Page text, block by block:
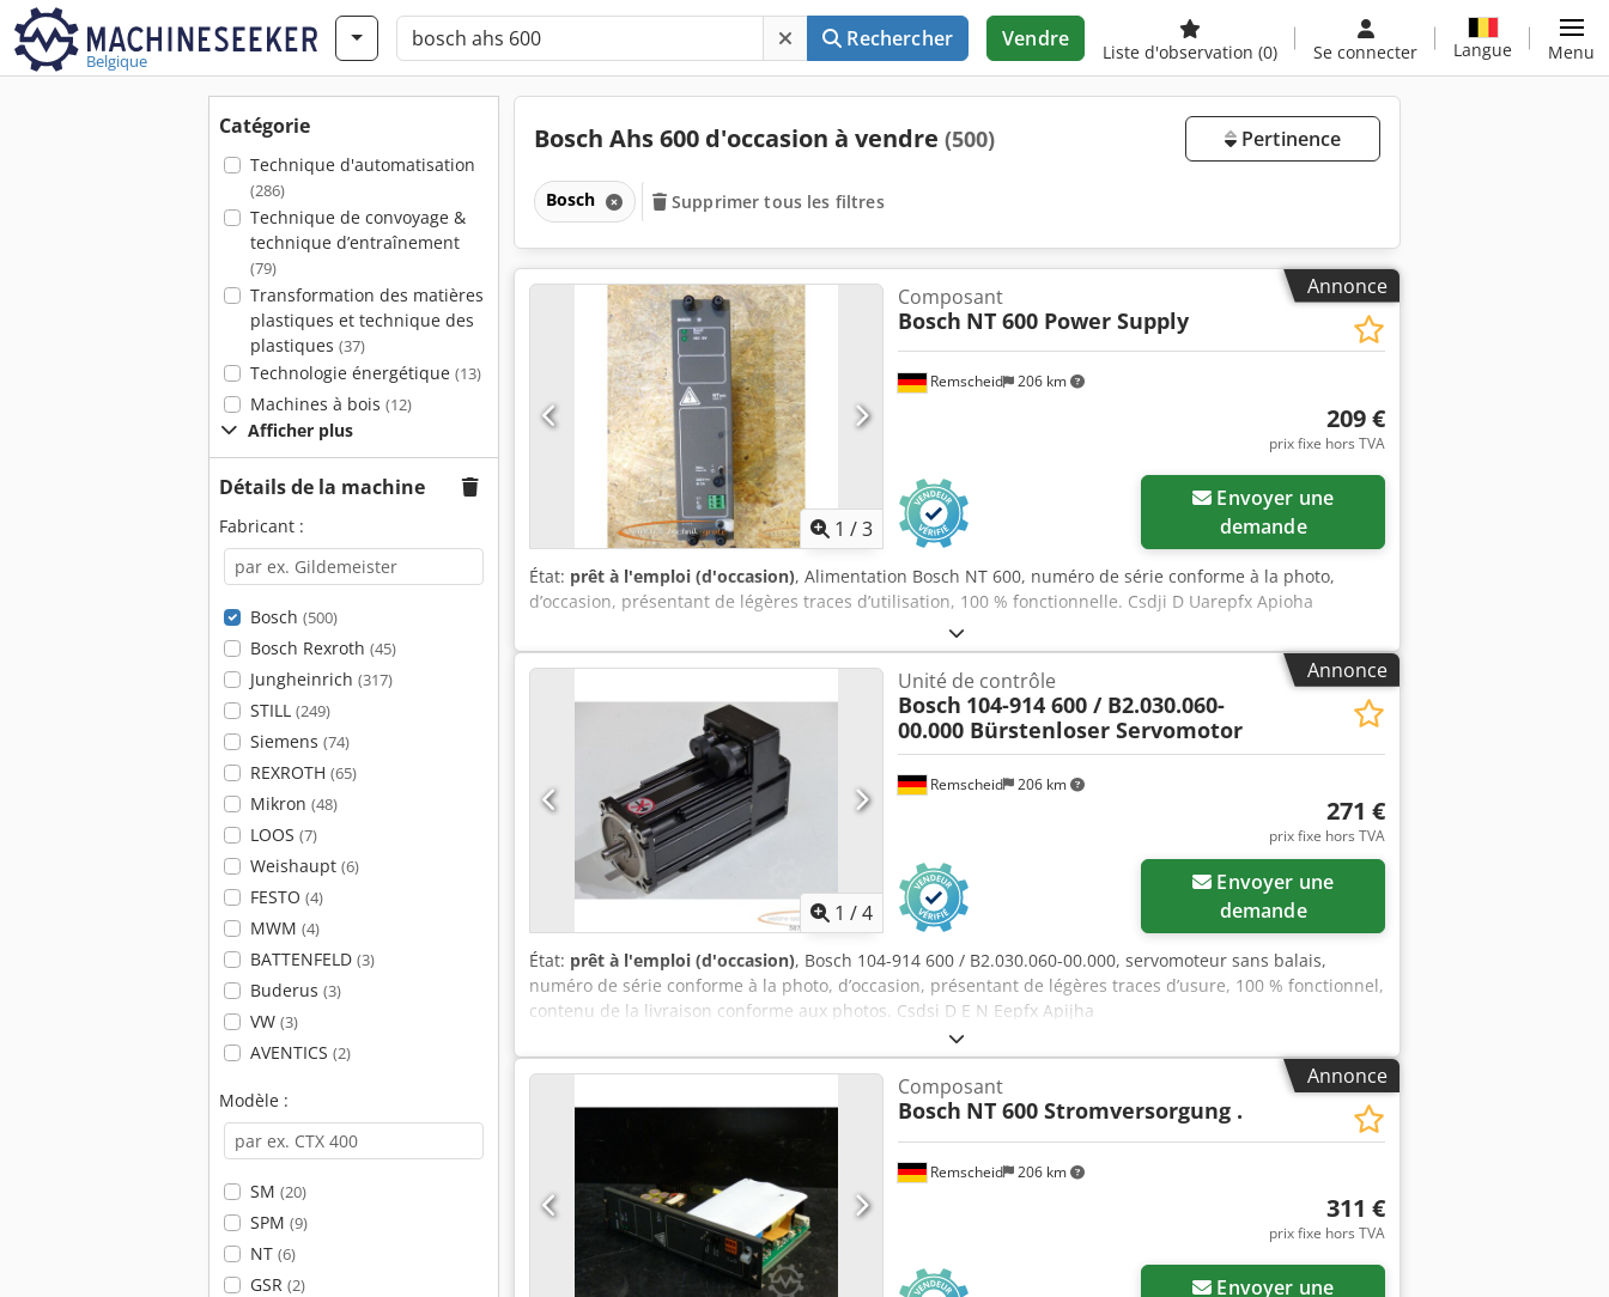
Belgique
Rechercher Vendre
Liste d'observation (0) Se connecter Langue Menu
Catégorie
Technique d'automatisation
(286)
Technique de convoyage &
technique d’entraînement
(79)
Transformation des matières
plastiques et technique des
plastiques (37)
Technologie énergétique (13)
Machines à bois (12)
Afficher plus
Détails de la machine
Fabricant :
Bosch (500)
Bosch Rexroth (45)
Jungheinrich (317)
STILL (249)
Siemens (74)
REXROTH (65)
Mikron (48)
LOOS (7)
Weishaupt (6)
FESTO (4)
MWM (4)
BATTENFELD (3)
Buderus (3)
VW (3)
AVENTICS (2)
Modèle :
SM (20)
SPM (9)
NT (6)
GSR (2)
Bosch Ahs 600 d'occasion à vendre (500) Pertinence
Bosch Supprimer tous les filtres
Annonce
1 /3
Remscheid 206 km
Composant
Bosch NT 600 Power Supply
209 €
prix fixe hors TVA
demande
État: prêt à l'emploi (d'occasion), Alimentation Bosch NT 600, numéro de série conforme à la photo,
d’occasion, présentant de légères traces d’utilisation, 100 % fonctionnelle. Csdji D Uarepfx Apioha
Annonce
1 /4
Remscheid 206 km
Unité de contrôle
Bosch 104-914 600 / B2.030.060-
00.000 Bürstenloser Servomotor
271 €
prix fixe hors TVA
demande
État: prêt à l'emploi (d'occasion), Bosch 104-914 600 / B2.030.060-00.000, servomoteur sans balais,
numéro de série conforme à la photo, d’occasion, présentant de légères traces d’usure, 100 % fonctionnel,
contenu de la livraison conforme aux photos. Csdsi D E N Eepfx Apijha
Annonce
Remscheid 206 km
Composant
Bosch NT 600 Stromversorgung .
311 €
prix fixe hors TVA